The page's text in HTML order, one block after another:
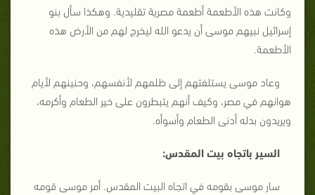
وكانت هذه الأطعمة أطعمة مصرية تقليدية. وهكذا سأل بنو
إسرائيل نبيهم موسى أن يدعو الله ليخرج لهم من الأرض هذه
الأطعمة.
وعاد موسى يستلفتهم إلى ظلمهم لأنفسهم، وحنينهم لأيام
هوانهم في مصر، وكيف أنهم يتبطرون على خير الطعام وأكرمه،
ويريدون بدله أدنى الطعام وأسوأه.
السير باتجاه بيت المقدس:
سار موسى بقومه في اتجاه البيت المقدس. أمر موسى قومه